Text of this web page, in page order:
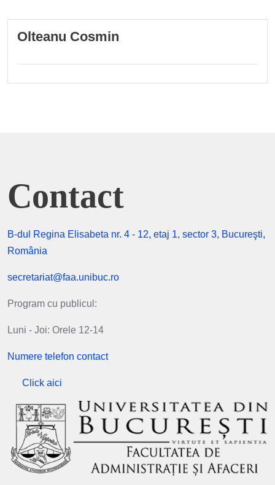
Olteanu Cosmin
Contact
B-dul Regina Elisabeta nr. 4 - 12, etaj 1, sector 3, Bucureşti,
România
secretariat@faa.unibuc.ro
Program cu publicul:
Luni - Joi: Orele 12-14
Numere telefon contact
Click aici